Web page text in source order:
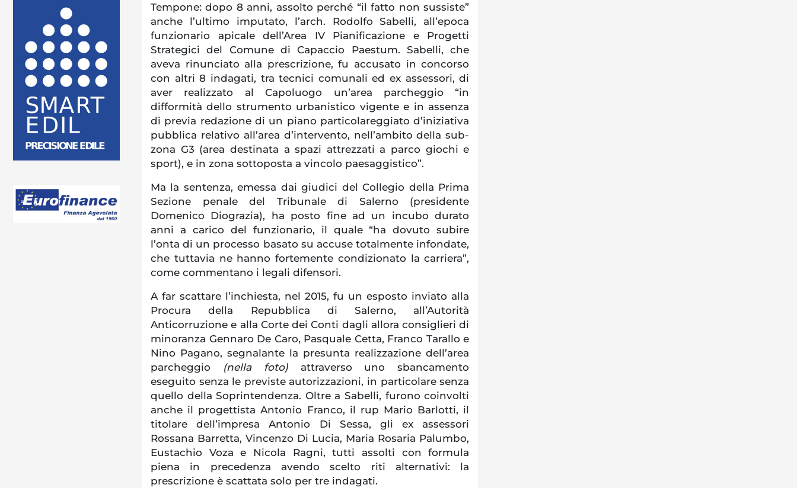
Tempone: dopo 8 anni, assolto perché “il fatto non sussiste”
anche l’ultimo imputato, l’arch. Rodolfo Sabelli, all’epoca
funzionario apicale dell’Area IV Pianificazione e Progetti
Strategici del Comune di Capaccio Paestum. Sabelli, che
aveva rinunciato alla prescrizione, fu accusato in concorso
con altri 8 indagati, tra tecnici comunali ed ex assessori, di
aver realizzato al Capoluogo un’area parcheggio “in
difformità dello strumento urbanistico vigente e in assenza
di previa redazione di un piano particolareggiato d’iniziativa
pubblica relativo all’area d’intervento, nell’ambito della sub-
zona G3 (area destinata a spazi attrezzati a parco giochi e
sport), e in zona sottoposta a vincolo paesaggistico”.
Ma la sentenza, emessa dai giudici del Collegio della Prima
Sezione penale del Tribunale di Salerno (presidente
Domenico Diograzia), ha posto fine ad un incubo durato
anni a carico del funzionario, il quale “ha dovuto subire
l’onta di un processo basato su accuse totalmente infondate,
che tuttavia ne hanno fortemente condizionato la carriera”,
come commentano i legali difensori.
A far scattare l’inchiesta, nel 2015, fu un esposto inviato alla
Procura della Repubblica di Salerno, all’Autorità
Anticorruzione e alla Corte dei Conti dagli allora consiglieri di
minoranza Gennaro De Caro, Pasquale Cetta, Franco Tarallo e
Nino Pagano, segnalante la presunta realizzazione dell’area
parcheggio
(nella foto)attraverso uno sbancamento
eseguito senza le previste autorizzazioni, in particolare senza
quello della Soprintendenza. Oltre a Sabelli, furono coinvolti
anche il progettista Antonio Franco, il rup Mario Barlotti, il
titolare dell’impresa Antonio Di Sessa, gli ex assessori
Rossana Barretta, Vincenzo Di Lucia, Maria Rosaria Palumbo,
Eustachio Voza e Nicola Ragni, tutti assolti con formula
piena in precedenza avendo scelto riti alternativi: la
prescrizione è scattata solo per tre indagati.